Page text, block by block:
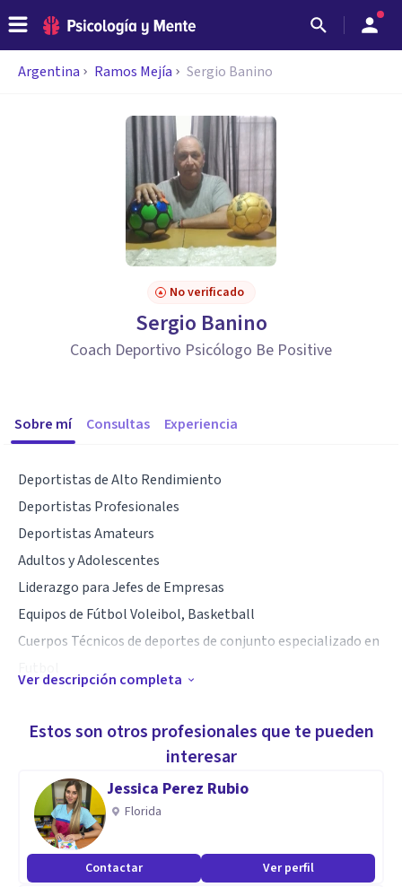
Argentina Ramos Mejía Sergio Banino
No verificado
Sergio Banino
Coach Deportivo Psicólogo Be Positive
Sobre mí Consultas Experiencia
Deportistas de Alto Rendimiento
Deportistas Profesionales
Deportistas Amateurs
Adultos y Adolescentes
Liderazgo para Jefes de Empresas
Equipos de Fútbol Voleibol, Basketball
Cuerpos Técnicos de deportes de conjunto especializado en
Aptitudes
Preparador Físico especializado en deportes de alto
rendimiento
Ver descripción completa
Estos son otros profesionales que te pueden
interesar
Jessica Perez Rubio
Florida
Contactar Ver perfil